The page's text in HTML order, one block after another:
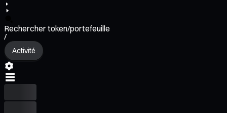
Rechercher token/portefeuille
/
Activité